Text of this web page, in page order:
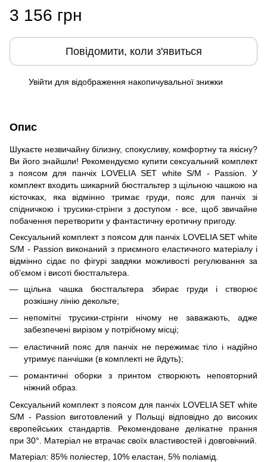
3 156 грн
Повідомити, коли з'явиться
Увійти для відображення накопичувальної знижки
Опис
Шукаєте незвичайну білизну, спокусливу, комфортну та якісну?
Ви його знайшли! Рекомендуємо купити сексуальний комплект
з поясом для панчіх LOVELIA SET white S/M - Passion. У
комплект входить шикарний бюстгальтер з щільною чашкою на
кісточках, яка відмінно тримає груди, пояс для панчіх зі
спідничкою і трусики-стрінги з доступом - все, щоб звичайне
побачення перетворити у фантастичну еротичну пригоду.
Сексуальний комплект з поясом для панчіх LOVELIA SET white
S/M - Passion виконаний з приємного еластичного матеріалу і
відмінно сідає по фігурі завдяки можливості регулювання за
об’ємом і висоті бюстгальтера.
щільна чашка бюстгальтера збирає груди і створює
розкішну лінію декольте;
непомітні трусики-стрінги нічому не заважають, адже
забезпечені вирізом у потрібному місці;
еластичний пояс для панчіх не пережимає тіло і надійно
утримує панчішки (в комплекті не йдуть);
романтичні оборки з принтом створюють неповторний
ніжний образ.
Сексуальний комплект з поясом для панчіх LOVELIA SET white
S/M - Passion виготовлений у Польщі відповідно до високих
європейських стандартів. Рекомендоване делікатне прання
при 30°. Матеріал не втрачає своїх властивостей і довговічний.
Матеріал: 85% поліестер, 10% еластан, 5% поліамід.